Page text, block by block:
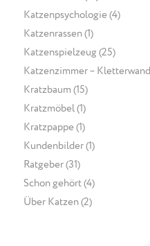
Katzenpsychologie (4)
Katzenrassen(1)
Katzenspielzeug(25)
Katzenzimmer – Kletterwand
Kratzbaum (15)
Kratzmöbel (1)
Kratzpappe (1)
Kundenbilder(1)
Ratgeber(31)
Schon gehört(4)
Über Katzen(2)